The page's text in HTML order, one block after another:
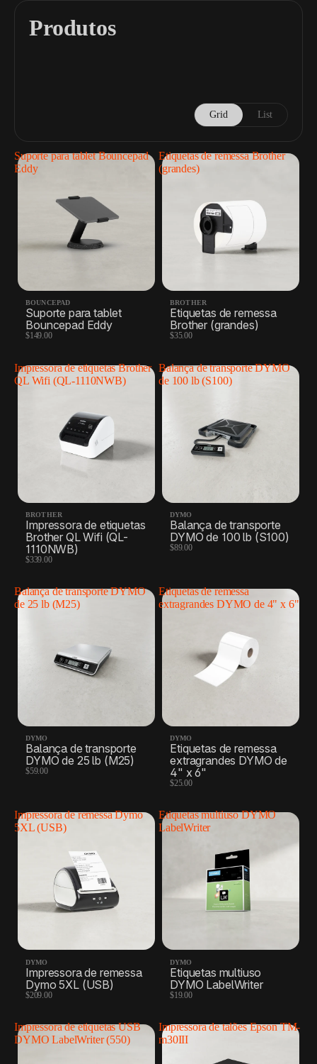
Produtos
Grid List
Suporte para tablet Bouncepad
Eddy
BOUNCEPAD
Suporte para tablet
Bouncepad Eddy
$149.00
Etiquetas de remessa Brother
(grandes)
BROTHER
Etiquetas de remessa
Brother (grandes)
$35.00
Impressora de etiquetas Brother
QL Wifi (QL-1110NWB)
BROTHER
Impressora de etiquetas
Brother QL Wifi (QL-
1110NWB)
$339.00
Balança de transporte DYMO
de 100 lb (S100)
DYMO
Balança de transporte
DYMO de 100 lb (S100)
$89.00
Balança de transporte DYMO
de 25 lb (M25)
DYMO
Balança de transporte
DYMO de 25 lb (M25)
$59.00
Etiquetas de remessa
extragrandes DYMO de 4" x 6"
DYMO
Etiquetas de remessa
extragrandes DYMO de
4" x 6"
$25.00
Impressora de remessa Dymo
5XL (USB)
DYMO
Impressora de remessa
Dymo 5XL (USB)
$209.00
Etiquetas multiuso DYMO
LabelWriter
DYMO
Etiquetas multiuso
DYMO LabelWriter
$19.00
Impressora de etiquetas USB
DYMO LabelWriter (550)
Impressora de talões Epson TM-
m30III